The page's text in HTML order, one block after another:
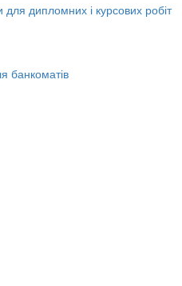
дипломних і курсових робіт
банкоматів